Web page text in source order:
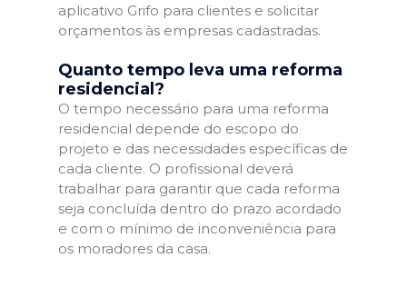
aplicativo Grifo para clientes e solicitar
orçamentos às empresas cadastradas.
Quanto tempo leva uma reforma
residencial?
O tempo necessário para uma reforma
residencial depende do escopo do
projeto e das necessidades específicas de
cada cliente. O profissional deverá
trabalhar para garantir que cada reforma
seja concluída dentro do prazo acordado
e com o mínimo de inconveniência para
os moradores da casa.